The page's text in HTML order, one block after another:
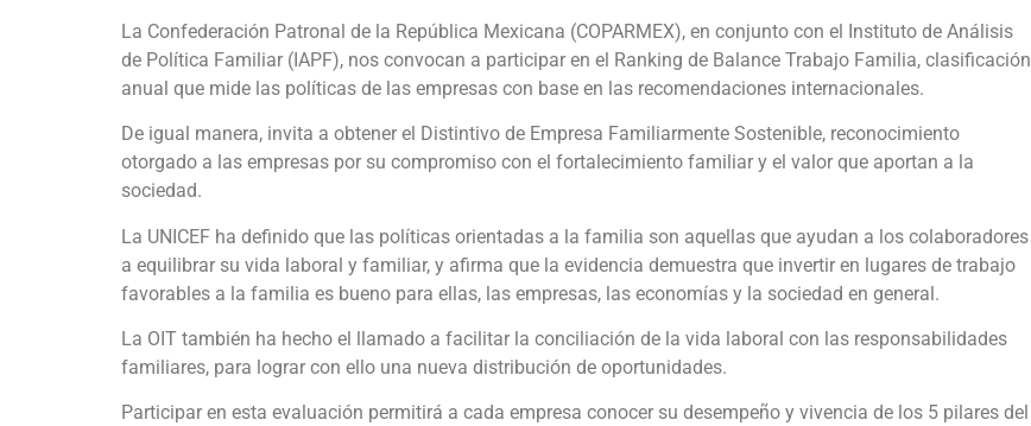
La Confederación Patronal de la República Mexicana (COPARMEX), en conjunto con el Instituto de Análisis
de Política Familiar (IAPF), nos convocan a participar en el Ranking de Balance Trabajo Familia, clasificación
anual que mide las políticas de las empresas con base en las recomendaciones internacionales.
De igual manera, invita a obtener el Distintivo de Empresa Familiarmente Sostenible, reconocimiento
otorgado a las empresas por su compromiso con el fortalecimiento familiar y el valor que aportan a la
sociedad.
La UNICEF ha definido que las políticas orientadas a la familia son aquellas que ayudan a los colaboradores
a equilibrar su vida laboral y familiar, y afirma que la evidencia demuestra que invertir en lugares de trabajo
favorables a la familia es bueno para ellas, las empresas, las economías y la sociedad en general.
La OIT también ha hecho el llamado a facilitar la conciliación de la vida laboral con las responsabilidades
familiares, para lograr con ello una nueva distribución de oportunidades.
Participar en esta evaluación permitirá a cada empresa conocer su desempeño y vivencia de los 5 pilares del